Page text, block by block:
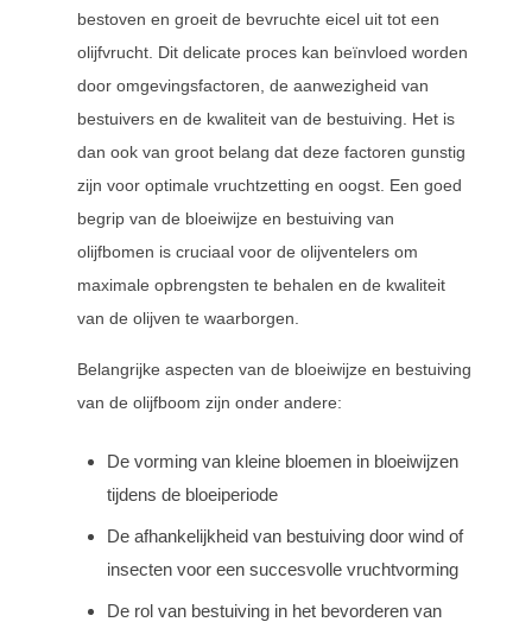
bestoven en groeit de bevruchte eicel uit tot een
olijfvrucht. Dit delicate proces kan beïnvloed worden
door omgevingsfactoren, de aanwezigheid van
bestuivers en de kwaliteit van de bestuiving. Het is
dan ook van groot belang dat deze factoren gunstig
zijn voor optimale vruchtzetting en oogst. Een goed
begrip van de bloeiwijze en bestuiving van
olijfbomen is cruciaal voor de olijventelers om
maximale opbrengsten te behalen en de kwaliteit
van de olijven te waarborgen.
Belangrijke aspecten van de bloeiwijze en bestuiving
van de olijfboom zijn onder andere:
De vorming van kleine bloemen in bloeiwijzen
tijdens de bloeiperiode
De afhankelijkheid van bestuiving door wind of
insecten voor een succesvolle vruchtvorming
De rol van bestuiving in het bevorderen van